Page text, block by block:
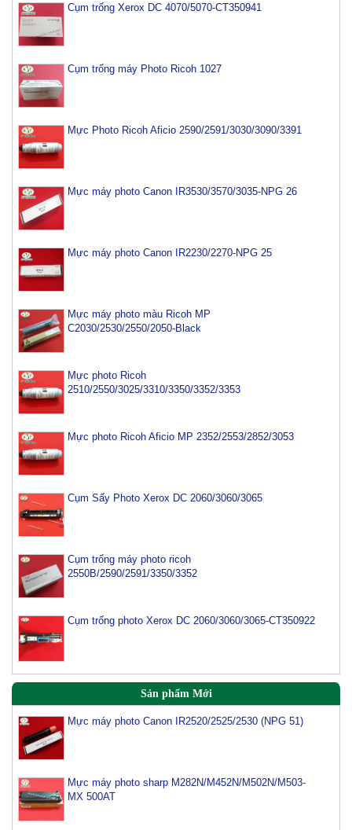
Cụm trống Xerox DC 4070/5070-CT350941
Cụm trống máy Photo Ricoh 1027
Mực Photo Ricoh Aficio 2590/2591/3030/3090/3391
Mực máy photo Canon IR3530/3570/3035-NPG 26
Mực máy photo Canon IR2230/2270-NPG 25
Mực máy photo màu Ricoh MP
C2030/2530/2550/2050-Black
Mực photo Ricoh
2510/2550/3025/3310/3350/3352/3353
Mực photo Ricoh Aficio MP 2352/2553/2852/3053
Cụm Sấy Photo Xerox DC 2060/3060/3065
Cụm trống máy photo ricoh
2550B/2590/2591/3350/3352
Cụm trống photo Xerox DC 2060/3060/3065-CT350922
Sản phẩm Mới
Mực máy photo Canon IR2520/2525/2530 (NPG 51)